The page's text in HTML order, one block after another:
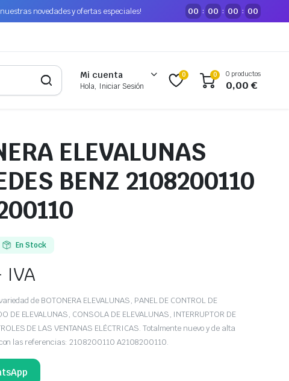
nuestras novedades y ofertas especiales! 00 : 00 : 00 : 00
Mi cuenta
Hola, Iniciar Sesión
0 0 0 productos
0,00€
ELEVALUNAS
BENZ 2108200110
En Stock
IVA
de BOTONERA ELEVALUNAS, PANEL DE CONTROL DE
DE ELEVALUNAS, CONSOLA DE ELEVALUNAS, INTERRUPTOR DE
DE LAS VENTANAS ELÉCTRICAS. Totalmente nuevo y de alta
las referencias: 2108200110 A2108200110.